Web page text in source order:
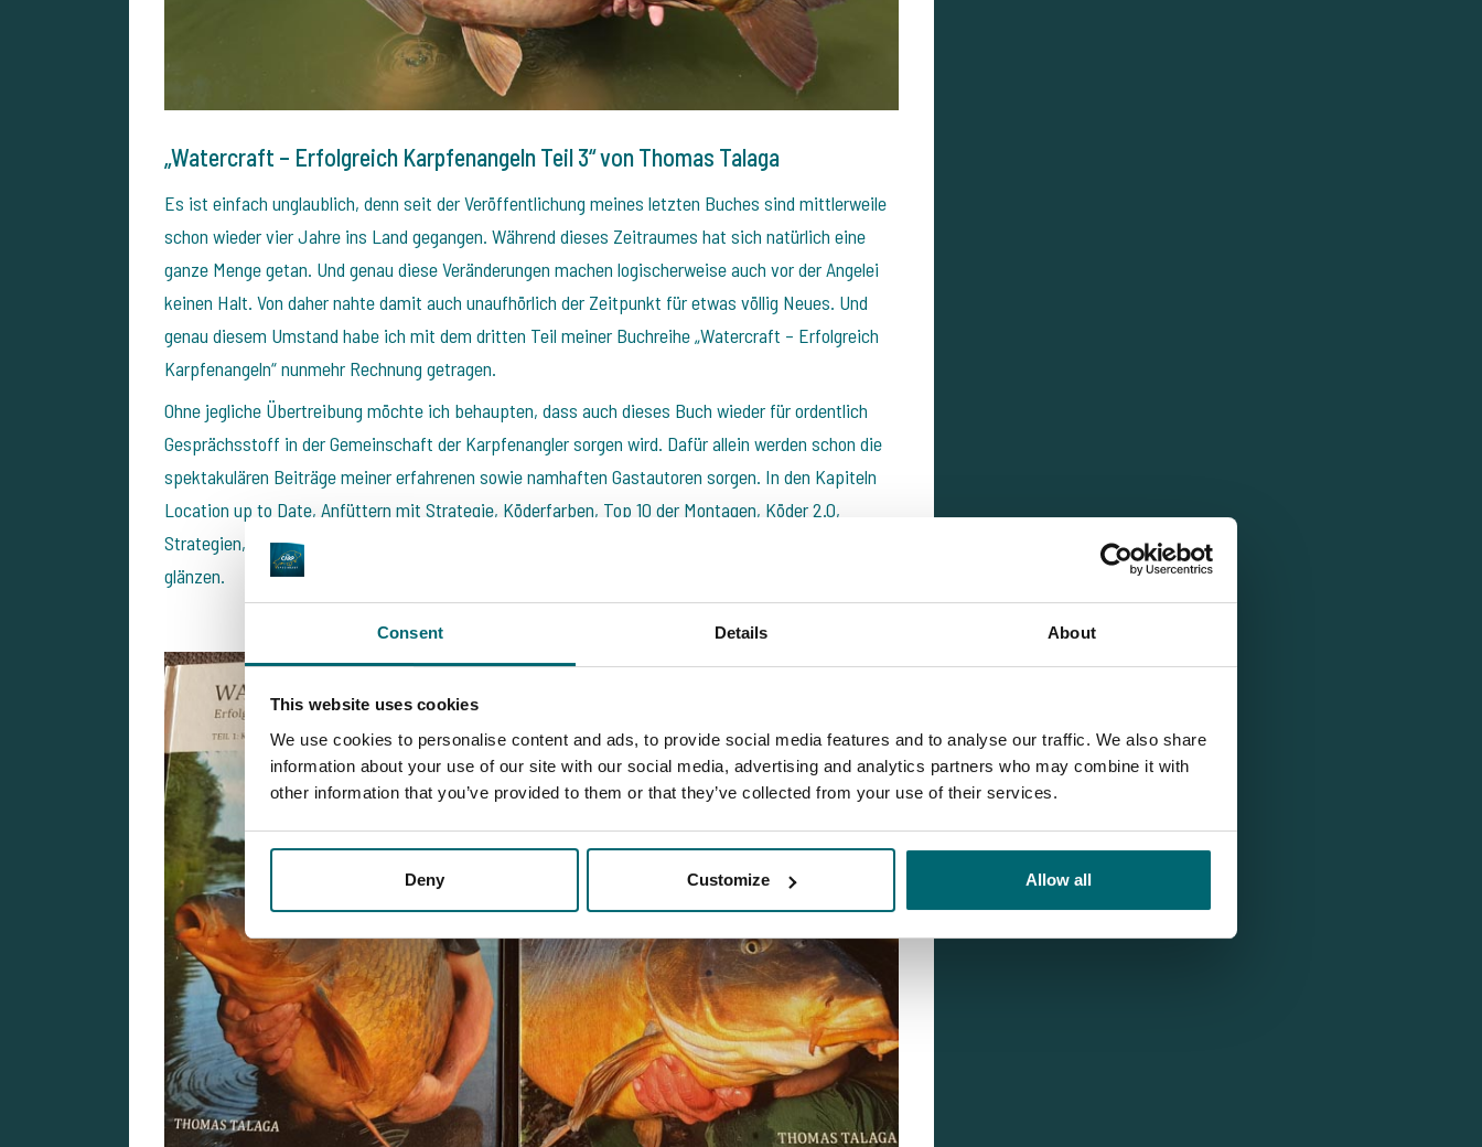
Consent Details About
This website uses cookies
We use cookies to personalise content and ads, to provide social media features and to analyse our traffic. We also share
information about your use of our site with our social media, advertising and analytics partners who may combine it with
other information that you’ve provided to them or that they’ve collected from your use of their services.
Deny Customize Allow all
„Watercraft – Erfolgreich Karpfenangeln Teil 3“ von Thomas Talaga
Es ist einfach unglaublich, denn seit der Veröffentlichung meines letzten Buches sind mittlerweile
schon wieder vier Jahre ins Land gegangen. Während dieses Zeitraumes hat sich natürlich eine
ganze Menge getan. Und genau diese Veränderungen machen logischerweise auch vor der Angelei
keinen Halt. Von daher nahte damit auch unaufhörlich der Zeitpunkt für etwas völlig Neues. Und
genau diesem Umstand habe ich mit dem dritten Teil meiner Buchreihe „Watercraft – Erfolgreich
Karpfenangeln“ nunmehr Rechnung getragen.
Ohne jegliche Übertreibung möchte ich behaupten, dass auch dieses Buch wieder für ordentlich
Gesprächsstoff in der Gemeinschaft der Karpfenangler sorgen wird. Dafür allein werden schon die
spektakulären Beiträge meiner erfahrenen sowie namhaften Gastautoren sorgen. In den Kapiteln
Location up to Date, Anfüttern mit Strategie, Köderfarben, Top 10 der Montagen, Köder 2.0,
Strategien, Storys etc. wissen diese Jungs mit ihren Erfahrungen und Beobachtungen absolut zu
glänzen.